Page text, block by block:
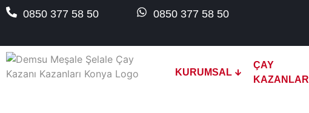
0850 377 58 50 0850 377 58 50
KURUMSAL
ÇAY
KAZANLARI